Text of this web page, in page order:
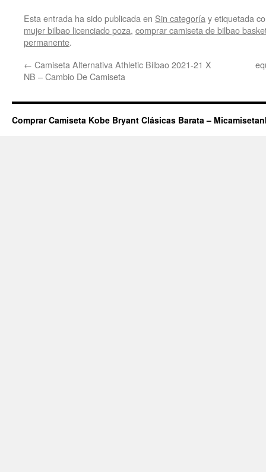
Esta entrada ha sido publicada en Sin categoría y etiquetada
mujer bilbao licenciado poza, comprar camiseta de bilbao
permanente.
← Camiseta Alternativa Athletic Bilbao 2021-21 X
NB – Cambio De Camiseta
Comprar Camiseta Kobe Bryant Clásicas Barata –